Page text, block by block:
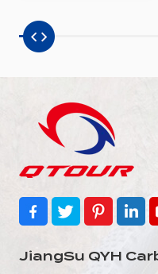
JiangSu QYH